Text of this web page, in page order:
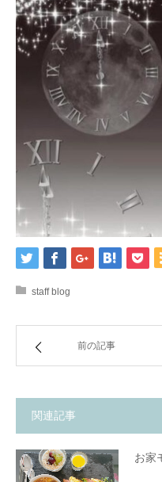
staff blog
前の記事
関連記事
お家